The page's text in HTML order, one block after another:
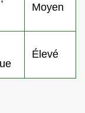
Moyen
Élevé